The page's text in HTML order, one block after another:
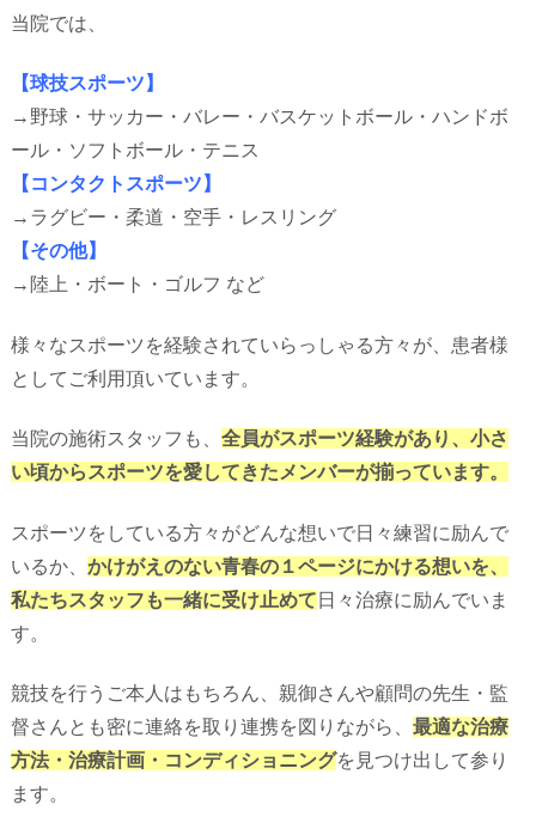
当院では、
【球技スポーツ】
→野球・サッカー・バレー・バスケットボール・ハンドボ
ール・ソフトボール・テニス
【コンタクトスポーツ】
→ラグビー・柔道・空手・レスリング
【その他】
→陸上・ボート・ゴルフ など
様々なスポーツを経験されていらっしゃる方々が、患者様
としてご利用頂いています。
当院の施術スタッフも、 全員がスポーツ経験があり、小さ
い頃からスポーツを愛してきたメンバーが揃っています。
スポーツをしている方々がどんな想いで日々練習に励んで
いるか、 かけがえのない青春の１ページにかける想いを、
私たちスタッフも一緒に受け止めて 日々治療に励んでいま
す。
競技を行うご本人はもちろん、親御さんや顧問の先生・監
督さんとも密に連絡を取り連携を図りながら、 最適な治療
方法・治療計画・コンディショニングを見つけ出して参り
ます。